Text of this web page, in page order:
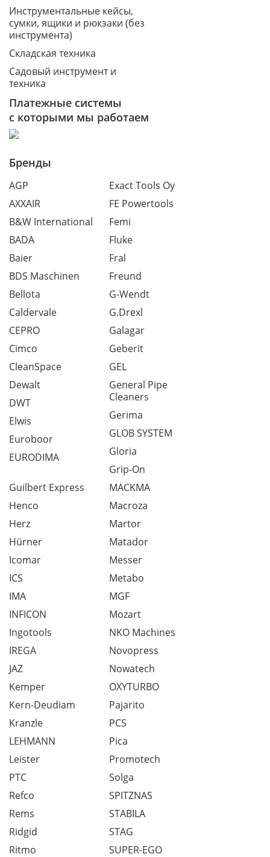
Инструментальные кейсы,
сумки, ящики и рюкзаки (без
инструмента)
Складская техника
Садовый инструмент и
техника
Платежные системы
с которыми мы работаем
Бренды
AGP
AXXAIR
B&W International
BADA
Baier
BDS Maschinen
Bellota
Caldervale
CEPRO
Cimco
CleanSpace
Dewalt
DWT
Elwis
Euroboor
EURODIMA
Exact Tools Oy
FE Powertools
Femi
Fluke
Fral
Freund
G-Wendt
G.Drexl
Galagar
Geberit
GEL
General Pipe
Cleaners
Gerima
GLOB SYSTEM
Gloria
Grip-On
Guilbert Express
Henco
Herz
Hürner
Icomar
ICS
IMA
INFICON
Ingotools
IREGA
JAZ
Kemper
Kern-Deudiam
Kranzle
LEHMANN
Leister
MACKMA
Macroza
Martor
Matador
Messer
Metabo
MGF
Mozart
NKO Machines
Novopress
Nowatech
OXYTURBO
Pajarito
PCS
Pica
Promotech
PTC
Refco
Rems
Ridgid
Ritmo
Solga
SPITZNAS
STABILA
STAG
SUPER-EGO